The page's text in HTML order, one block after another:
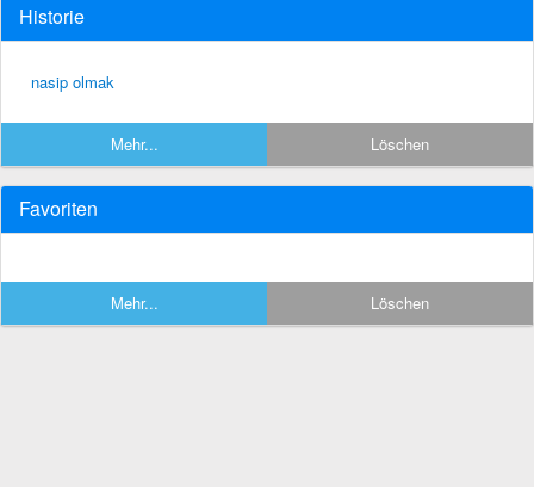
Historie
nasip olmak
Mehr... Löschen
Favoriten
Mehr... Löschen